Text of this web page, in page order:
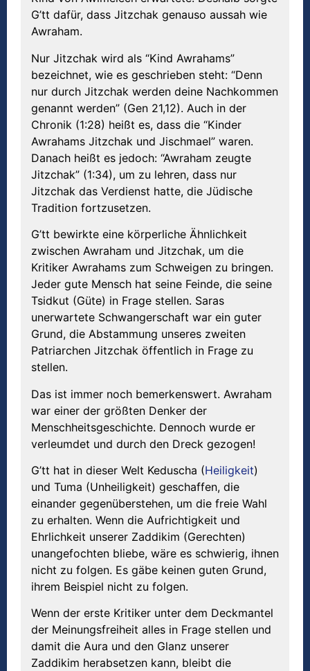
G’tt dafür, dass Jitzchak genauso aussah wie
Awraham.
Nur Jitzchak wird als “Kind Awrahams”
bezeichnet, wie es geschrieben steht: “Denn
nur durch Jitzchak werden deine Nachkommen
genannt werden” (Gen 21,12). Auch in der
Chronik (1:28) heißt es, dass die “Kinder
Awrahams Jitzchak und Jischmael” waren.
Danach heißt es jedoch: “Awraham zeugte
Jitzchak” (1:34), um zu lehren, dass nur
Jitzchak das Verdienst hatte, die Jüdische
Tradition fortzusetzen.
G’tt bewirkte eine körperliche Ähnlichkeit
zwischen Awraham und Jitzchak, um die
Kritiker Awrahams zum Schweigen zu bringen.
Jeder gute Mensch hat seine Feinde, die seine
Tsidkut (Güte) in Frage stellen. Saras
unerwartete Schwangerschaft war ein guter
Grund, die Abstammung unseres zweiten
Patriarchen Jitzchak öffentlich in Frage zu
stellen.
Das ist immer noch bemerkenswert. Awraham
war einer der größten Denker der
Menschheitsgeschichte. Dennoch wurde er
verleumdet und durch den Dreck gezogen!
G’tt hat in dieser Welt Keduscha (Heiligkeit)
und Tuma (Unheiligkeit) geschaffen, die
einander gegenüberstehen, um die freie Wahl
zu erhalten. Wenn die Aufrichtigkeit und
Ehrlichkeit unserer Zaddikim (Gerechten)
unangefochten bliebe, wäre es schwierig, ihnen
nicht zu folgen. Es gäbe keinen guten Grund,
ihrem Beispiel nicht zu folgen.
Wenn der erste Kritiker unter dem Deckmantel
der Meinungsfreiheit alles in Frage stellen und
damit die Aura und den Glanz unserer
Zaddikim herabsetzen kann, bleibt die